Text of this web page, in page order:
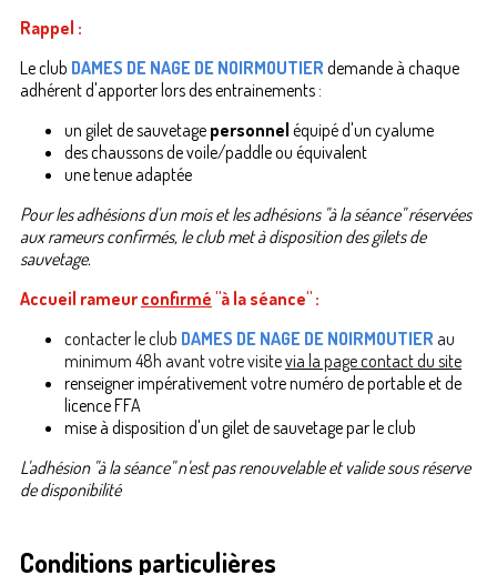
Rappel :
Le club DAMES DE NAGE DE NOIRMOUTIER demande à chaque
adhérent d'apporter lors des entrainements :
un gilet de sauvetage personnel équipé d'un cyalume
des chaussons de voile/paddle ou équivalent
une tenue adaptée
Pour les adhésions d'un mois et les adhésions "à la séance" réservées
aux rameurs confirmés, le club met à disposition des gilets de
sauvetage.
Accueil rameur confirmé "à la séance" :
contacter le club DAMES DE NAGE DE NOIRMOUTIER au
minimum 48h avant votre visitevia la page contact du site
renseigner impérativement votre numéro de portable et de
licence FFA
mise à disposition d'un gilet de sauvetage par le club
L'adhésion "à la séance" n'est pas renouvelable et valide sous réserve
de disponibilité
Conditions particulières